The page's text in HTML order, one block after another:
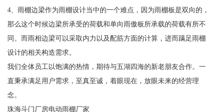
4、雨棚边梁作为雨棚设计当中的一个难点，因为雨棚板是双向的，
那么这个时候边梁所承受的荷载和单向雨傲板所承载的荷载有所不
同。而雨相边梁可以采取内力以及配筋方面的计算，进而蹒足雨棚
设计的相关构造需求。
我们全体员工以饱满的热情，期待与五湖四海的新老朋友合作。一
直秉承满足用户需求，至真至诚，着眼现在，放眼未来的经营理
念。
珠海斗门厂房电动雨棚厂家